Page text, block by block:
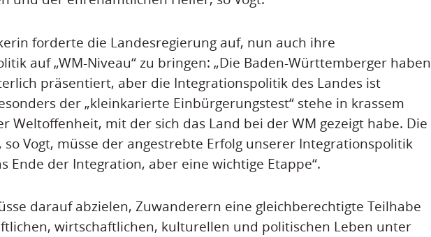
forderte die Landesregierung auf, nun auch ihre
auf „WM-Niveau“ zu bringen: „Die Baden-Württemberger haben
präsentiert, aber die Integrationspolitik des Landes ist
der „kleinkarierte Einbürgerungstest“ stehe in krassem
Weltoffenheit, mit der sich das Land bei der WM gezeigt habe. Die
so Vogt, müsse der angestrebte Erfolg unserer Integrationspolitik
Ende der Integration, aber eine wichtige Etappe“.
darauf abzielen, Zuwanderern eine gleichberechtigte Teilhabe
wirtschaftlichen, kulturellen und politischen Leben unter